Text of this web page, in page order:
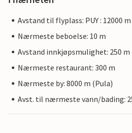
Avstand til flyplass: PUY : 12000 m
Nærmeste beboelse: 10 m
Avstand innkjøpsmulighet: 250 m
Nærmeste restaurant: 300 m
Nærmeste by: 8000 m (Pula)
Avst. til nærmeste vann/bading: